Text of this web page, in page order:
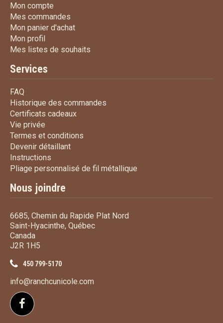
Mon compte
Mes commandes
Mon panier d'achatMon panier d'achat
Mon profil
Mes listes de souhaits
Services
FAQ
Historique des commandes
Certificats cadeauxCertificats cadeaux
Vie privée
Termes et conditions
Devenir détaillantDevenir détaillant
Instructions
Pliage personnalisé de fil métallique
Nous joindre
6685, Chemin du Rapide Plat Nord
Saint-Hyacinthe, Québec
Canada
J2R 1H5
450 799-5170
info@ranchcunicole.com
Suivez-nous sur Facebook